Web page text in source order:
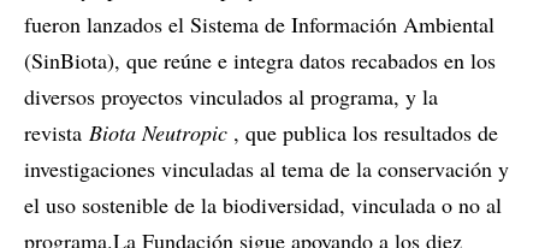
fueron lanzados el Sistema de Información Ambiental
(SinBiota), que reúne e integra datos recabados en los
diversos proyectos vinculados al programa, y la
revista Biota Neutropic , que publica los resultados de
investigaciones vinculadas al tema de la conservación y
el uso sostenible de la biodiversidad, vinculada o no al
programa.La Fundación sigue apoyando a los diez